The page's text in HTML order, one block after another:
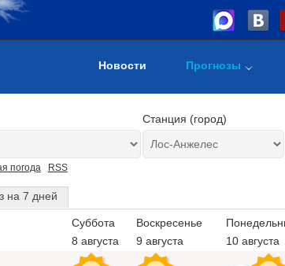
Новости Прогнозы
Станция (город)
погода RSS
на 7 дней
Суббота
8 августа
Воскресенье
9 августа
10 августа